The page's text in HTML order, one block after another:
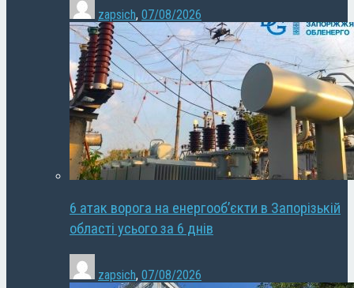
zapsich, 07/08/2026
6 атак ворога на енергооб’єкти в Запорізькій
області усього за 6 днів
zapsich, 07/08/2026